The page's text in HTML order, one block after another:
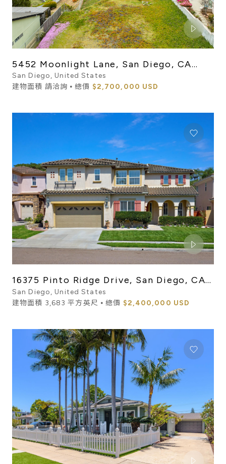
5452 Moonlight Lane, San Diego, CA
92037
San Diego, United States
建物面積 請洽詢 ⦁ 總價 $2,700,000 USD
16375 Pinto Ridge Drive, San Diego, CA
92127
San Diego, United States
建物面積 3,683 平方英尺 ⦁ 總價 $2,400,000 USD